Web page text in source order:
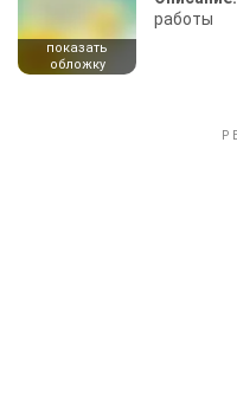
показать
обложку
работы